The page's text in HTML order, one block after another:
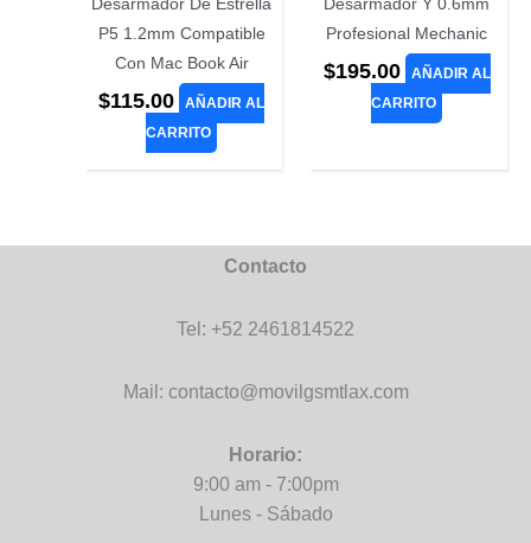
P5 1.2mm Compatible
Con Mac Book Air
$115.00
AÑADIR AL
CARRITO
Profesional Mechanic
$195.00
AÑADIR AL
CARRITO
Contacto
Tel: +52 2461814522
Mail: contacto@movilgsmtlax.com
Horario:
9:00 am - 7:00pm
Lunes - Sábado